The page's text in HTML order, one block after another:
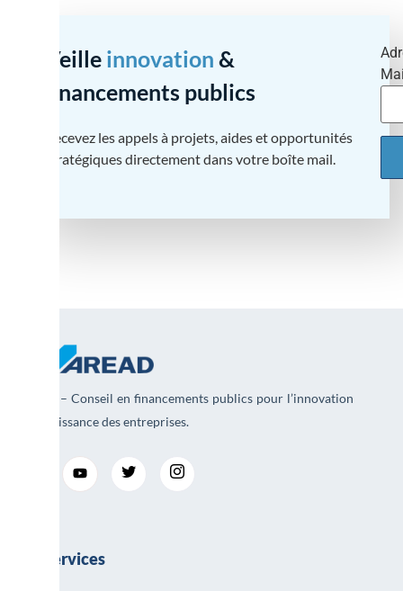
Veille innovation &
financements publics
Recevez les appels à projets, aides et opportunités
stratégiques directement dans votre boîte mail.
AREAD – Conseil en financements publics pour l’innovation
et la croissance des entreprises.
Nos services